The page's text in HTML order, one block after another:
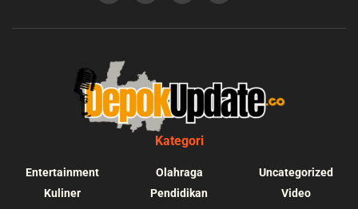
Kategori
Entertainment
Kuliner
Olahraga
Pendidikan
Uncategorized
Video